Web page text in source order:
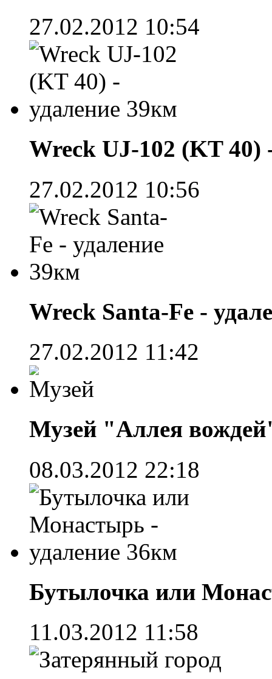
27.02.2012 10:54
Wreck UJ-102 (KT 40)
27.02.2012 10:56
Wreck Santa-Fe -
27.02.2012 11:42
Музей "Аллея
08.03.2012 22:18
Бутылочка или
11.03.2012 11:58